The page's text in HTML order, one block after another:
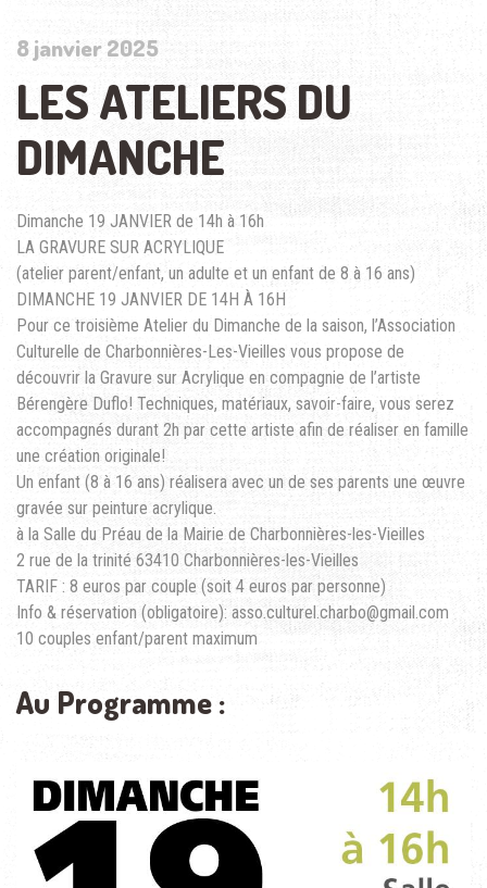
8 janvier 2025
LES ATELIERS DU
DIMANCHE
Dimanche 19 JANVIER de 14h à 16h
LA GRAVURE SUR ACRYLIQUE
(atelier parent/enfant, un adulte et un enfant de 8 à 16 ans)
DIMANCHE 19 JANVIER DE 14H À 16H
Pour ce troisième Atelier du Dimanche de la saison, l’Association
Culturelle de Charbonnières-Les-Vieilles vous propose de
découvrir la Gravure sur Acrylique en compagnie de l’artiste
Bérengère Duflo! Techniques, matériaux, savoir-faire, vous serez
accompagnés durant 2h par cette artiste afin de réaliser en famille
une création originale!
Un enfant (8 à 16 ans) réalisera avec un de ses parents une œuvre
gravée sur peinture acrylique.
à la Salle du Préau de la Mairie de Charbonnières-les-Vieilles
2 rue de la trinité 63410 Charbonnières-les-Vieilles
TARIF : 8 euros par couple (soit 4 euros par personne)
Info & réservation (obligatoire): asso.culturel.charbo@gmail.com
10 couples enfant/parent maximum
Au Programme :